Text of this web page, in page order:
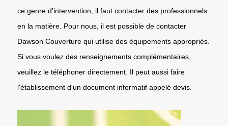
ce genre d'intervention, il faut contacter des professionnels
en la matière. Pour nous, il est possible de contacter
Dawson Couverture qui utilise des équipements appropriés.
Si vous voulez des renseignements complémentaires,
veuillez le téléphoner directement. Il peut aussi faire
l'établissement d'un document informatif appelé devis.